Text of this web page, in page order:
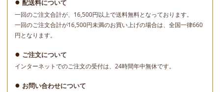
配送料について
一回のご注文合計が、16,500円以上で送料無料となっております。
一回のご注文合計が16,500円未満のお買い上げの場合は、全国一律660
円となります。
ご注文について
インターネットでのご注文の受付は、24時間年中無休です。
お問い合わせについて